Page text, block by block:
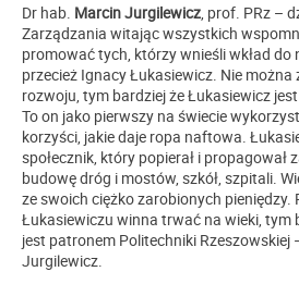
Dr hab. Marcin Jurgilewicz , prof. PRz –
Zarządzania witając wszystkich
promować tych, którzy wnieśli wkład do
przecież Ignacy Łukasiewicz. Nie
rozwoju, tym bardziej że Łukasiewicz
To on jako pierwszy na świecie
korzyści, jakie daje ropa naftowa.
społecznik, który popierał i propagował
budowę dróg i mostów, szkół, szpitali.
ze swoich ciężko zarobionych pieniędzy.
Łukasiewiczu winna trwać na wieki, tym
jest patronem Politechniki Rzeszowskiej
Jurgilewicz.